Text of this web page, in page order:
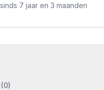
7 jaar en 3 maanden